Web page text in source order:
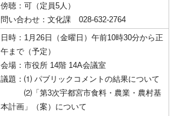
傍聴：可（定員5人）
問い合わせ：文化課 028-632-2764
日時：1月26日（金曜日）午前10時30分から正
午まで（予定）
会場：市役所 14階 14A会議室
議題：⑴ パブリックコメントの結果について
⑵「第3次宇都宮市食料・農業・農村基
本計画」（案）について